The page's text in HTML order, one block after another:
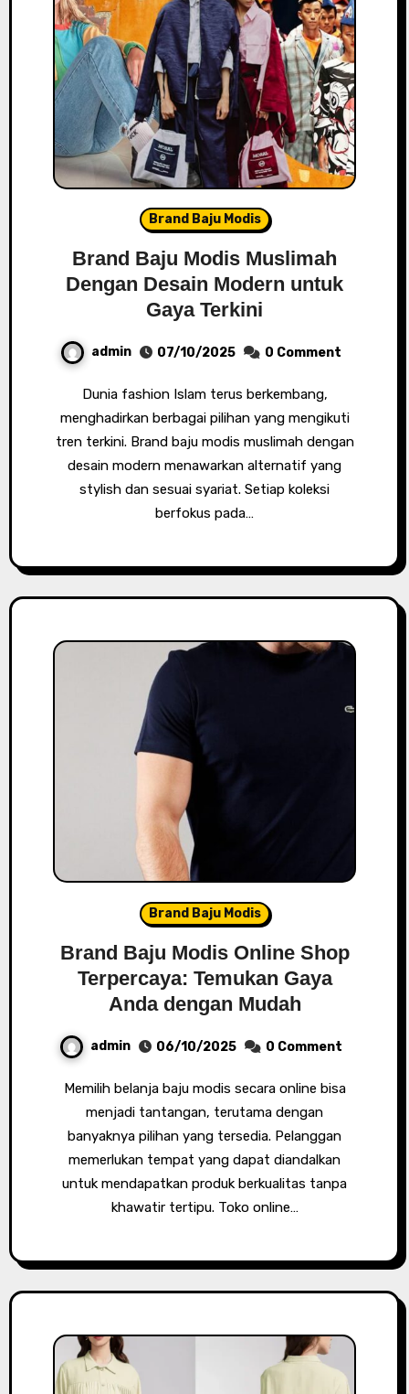
Brand Baju Modis
Brand Baju Modis Muslimah
Dengan Desain Modern untuk
Gaya Terkini
admin 07/10/2025 0 Comment
Dunia fashion Islam terus berkembang,
menghadirkan berbagai pilihan yang mengikuti
tren terkini. Brand baju modis muslimah dengan
desain modern menawarkan alternatif yang
stylish dan sesuai syariat. Setiap koleksi
berfokus pada…
Brand Baju Modis
Brand Baju Modis Online Shop
Terpercaya: Temukan Gaya
Anda dengan Mudah
admin 06/10/2025 0 Comment
Memilih belanja baju modis secara online bisa
menjadi tantangan, terutama dengan
banyaknya pilihan yang tersedia. Pelanggan
memerlukan tempat yang dapat diandalkan
untuk mendapatkan produk berkualitas tanpa
khawatir tertipu. Toko online…